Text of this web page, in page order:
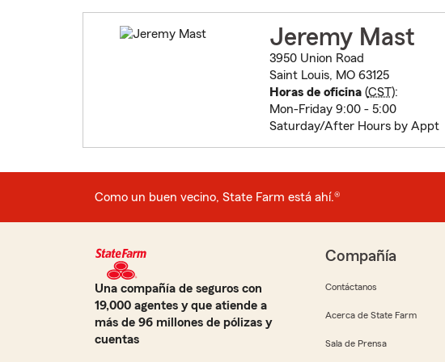
Jeremy Mast
3950 Union Road
Saint Louis, MO 63125
Horas de oficina(CST):
Mon-Friday 9:00 - 5:00
Saturday/After Hours by Appt
Como un buen vecino, State Farm está ahí.®
Una compañía de seguros con
19,000 agentes y que atiende a
más de 96 millones de pólizas y
cuentas
Compañía
Contáctanos
Acerca de State Farm
Sala de Prensa